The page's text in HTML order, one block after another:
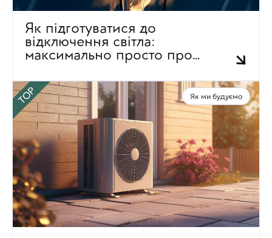
Як підготуватися до
відключення світла:
максимально просто про…
TOP Як ми будуємо